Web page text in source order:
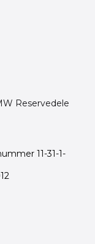
Reservedele
11-31-1-